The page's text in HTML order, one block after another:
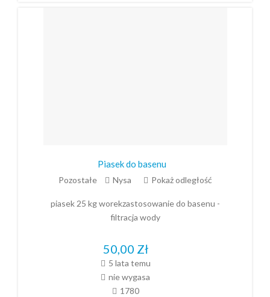
Piasek do basenu
Pozostałe Nysa Pokaż odległość
piasek 25 kg worekzastosowanie do basenu -
filtracja wody
50,00 Zł
5 lata temu
nie wygasa
1780